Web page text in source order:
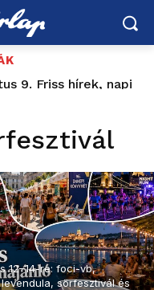
9. Friss hírek, napi
Delhusa Gjon
12–14-re: foci-vb,
sörfesztivál és